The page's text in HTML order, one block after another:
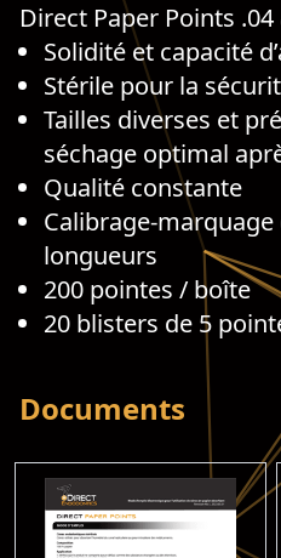
Direct Paper Points .04
Solidité et capacité
Stérile pour la
Tailles diverses et
séchage optimal
Qualité constante
Calibrage-
longueurs
200 pointes / boîte
20 blisters de 5
Documents